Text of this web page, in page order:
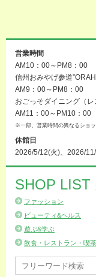
営業時間
AM10：00～PM8：00
信州おみやげ参道
AM9：00～PM8：00
おごっそダイニング（レ
AM11：00～PM10：00
※一部、営業時間の異なるショッ
休館日
2026/5/12(火)、2026/
SHOP LIST
ファッション
ビューティ&ヘルス
遊ぶ&学ぶ
飲食・レストラン・喫